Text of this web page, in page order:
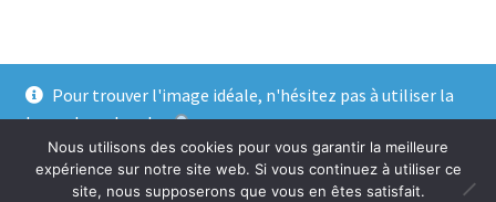
Pour trouver l'image idéale, n'hésitez pas à utiliser la
barre de recherche
Ignorer
© BadgeGirl® 2026
Nous utilisons des cookies pour vous garantir la meilleure
expérience sur notre site web. Si vous continuez à utiliser ce
site, nous supposerons que vous en êtes satisfait.